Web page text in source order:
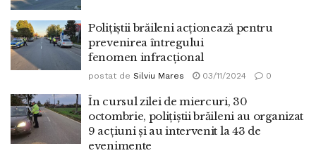
Polițiștii brăileni acționează pentru
prevenirea întregului
fenomen infracțional
postat de Silviu Mares 03/11/2024 0
În cursul zilei de miercuri, 30
octombrie, polițiștii brăileni au organizat
9 acțiuni și au intervenit la 43 de
evenimente